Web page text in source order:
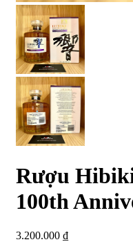
Rượu Hibiki
100th
3.200.000 ₫